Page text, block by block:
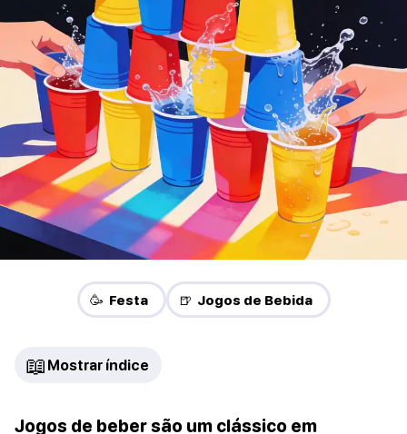
🥳 Festa 🍺 Jogos de Bebida
📖 Mostrar índice
Jogos de beber são um clássico em